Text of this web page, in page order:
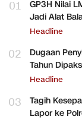
01
GP3H Nilai
Jadi Alat
Headline
02
Dugaan
Tahun
Headline
03
Tagih
Lapor ke